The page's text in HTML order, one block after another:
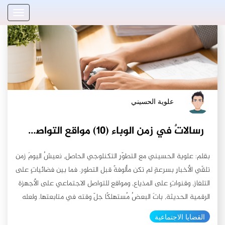
علوية الحسيني
رسالاتٌ في زمن الوباء (١٠) مواقع التواصل الإجتماعي
بقلم: علوية الحسيني مع التطوّرِ التكنلوجي الحاصل, نعيشُ اليومَ زمن
تلقّي الأخبارِ بسرعةٍ لم تكن مألوفةً قبل التطور. فما بين فضائياتٍ على
التلفاز, وقنواتٍ على المذياع, ومواقع للتواصل الاجتماعي على الأجهزة
الرقمية الحديثة, باتَ البعضُ مُستهلكًا جلّ وقته في متابعتها. ولعله
زادت نسبِ المشاهداتِ كمتابعةٍ في زمنِ الحجر المنزلي المفروض
القضايا الاجتماعية